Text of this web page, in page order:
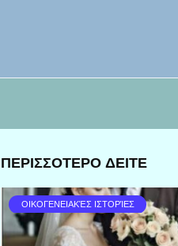
ΠΕΡΙΣΣΟΤΕΡΟ ΔΕΙΤΕ
ΟΙΚΟΓΕΝΕΙΑΚΈΣ ΙΣΤΟΡΊΕΣ